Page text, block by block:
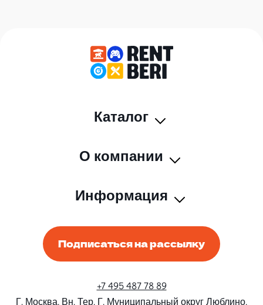
Каталог
О компании
Информация
Подписаться на рассылку
+7 495 487 78 89
Г. Москва, Вн. Тер. Г. Муниципальный округ Люблино,